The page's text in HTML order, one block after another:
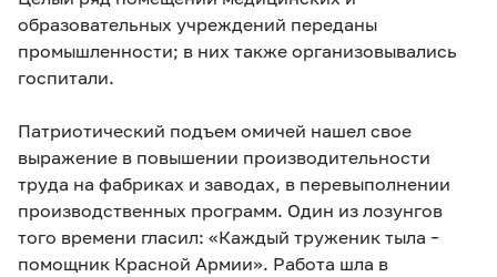
образовательных учреждений переданы
промышленности; в них также организовывались
госпитали.
Патриотический подъем омичей нашел свое
выражение в повышении производительности
труда на фабриках и заводах, в перевыполнении
производственных программ. Один из лозунгов
того времени гласил: «Каждый труженик тыла –
помощник Красной Армии». Работа шла в